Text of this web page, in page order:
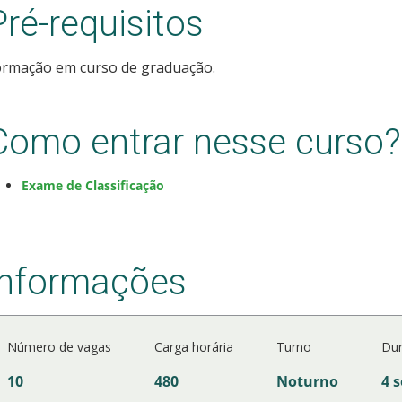
requisitos
em curso de graduação.
entrar nesse curso?
Exame de Classificação
Número de vagas Carga horária Turno
10 480 Noturno 4